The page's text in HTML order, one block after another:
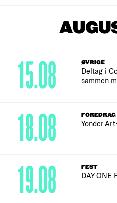
ØVRIGE
Deltag i
sammen
15.08
FOREDRAG
Yonder
18.08
FEST
DAY ONE
19.08